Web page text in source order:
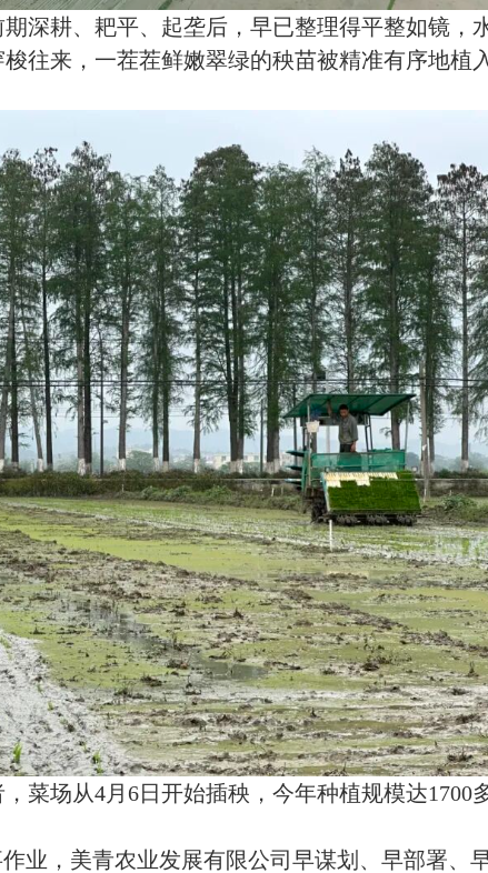
耕、耙平、起垄后，早已整理得平整如镜，
往来，一茬茬鲜嫩翠绿的秧苗被精准有序地植
场从4月6日开始插秧，今年种植规模达1700
，美青农业发展有限公司早谋划、早部署、